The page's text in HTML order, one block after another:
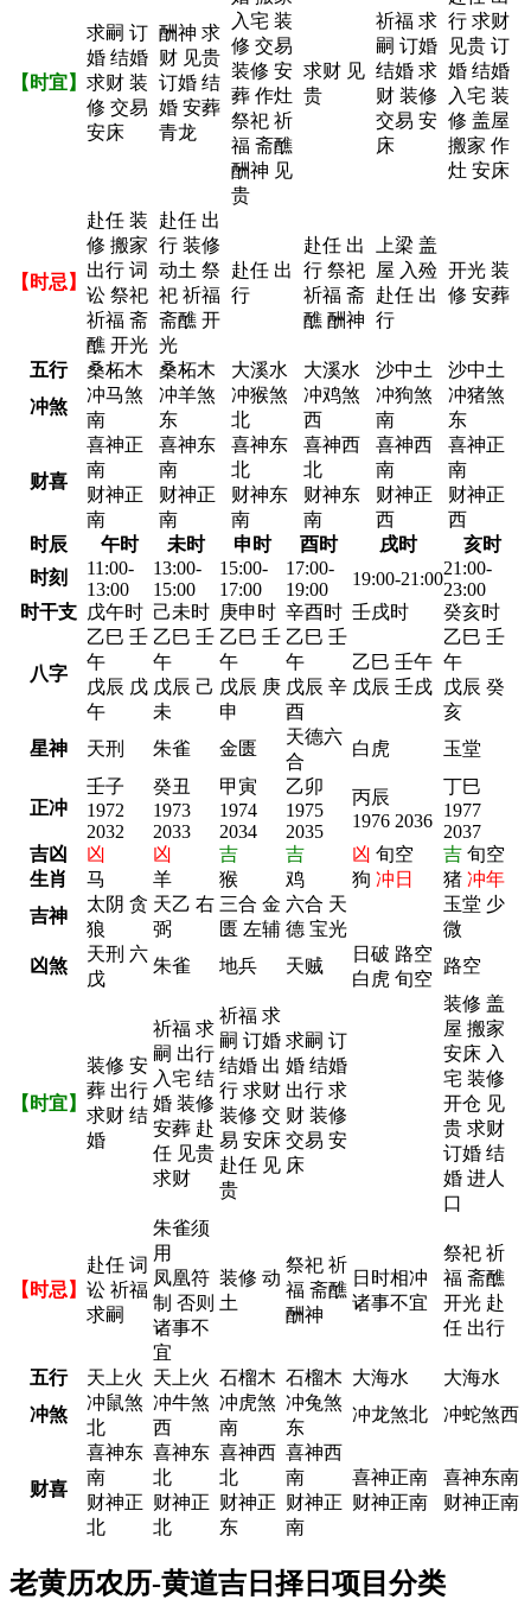
【时宜】
求嗣 订
婚 结婚
求财 装
修 交易
安床
酬神 求
财 见贵
订婚 结
婚 安葬
青龙
入宅 装
修 交易
装修 安
葬 作灶
祭祀 祈
福 斋醮
酬神 见
贵
求财 见
贵
祈福 求
嗣 订婚
结婚 求
财 装修
交易 安
床
行 求财
见贵 订
婚 结婚
入宅 装
修 盖屋
搬家 作
灶 安床
【时忌】
赴任 装
修 搬家
出行 词
讼 祭祀
祈福 斋
醮 开光
赴任 出
行 装修
动土 祭
祀 祈福
斋醮 开
光
赴任 出
行
赴任 出
行 祭祀
祈福 斋
醮 酬神
上梁 盖
屋 入殓
赴任 出
行
开光 装
修 安葬
五行 桑柘木 桑柘木 大溪水 大溪水 沙中土
沙中土
冲煞
冲马煞
南
冲羊煞
东
冲猴煞
北
冲鸡煞
西
冲狗煞
南
冲猪煞
东
财喜
喜神正
南
财神正
南
喜神东
南
财神正
南
喜神东
北
财神东
南
喜神西
北
财神东
南
喜神西
南
财神正
西
喜神正
南
财神正
西
时辰
午时 未时 申时 酉时 戌时
亥时
时刻
11:00-
13:00
13:00-
15:00
15:00-
17:00
17:00-
19:00
19:00-21:00
21:00-
23:00
时干支
戊午时 己未时 庚申时 辛酉时 壬戌时 癸亥时
八字
乙巳 壬
午
戊辰 戊
午
乙巳 壬
午
戊辰 己
未
乙巳 壬
午
戊辰 庚
申
乙巳 壬
午
戊辰 辛
酉
乙巳 壬午
戊辰 壬戌
乙巳 壬
午
戊辰 癸
亥
星神
天刑 朱雀 金匮
天德六
合
白虎 玉堂
正冲
壬子
1972
2032
癸丑
1973
2033
甲寅
1974
2034
乙卯
1975
2035
丙辰
1976 2036
丁巳
1977
2037
吉凶
凶 凶 吉 吉 凶 旬空 吉 旬空
生肖
马 羊 猴 鸡 狗 冲日 猪 冲年
吉神
太阴 贪
狼
天乙 右
弼
三合 金
匮 左辅
六合 天
德 宝光
玉堂 少
微
凶煞
天刑 六
戊
朱雀 地兵 天贼
日破 路空
白虎 旬空
路空
【时宜】
装修 安
葬 出行
求财 结
婚
祈福 求
嗣 出行
入宅 结
婚 装修
安葬 赴
任 见贵
求财
祈福 求
嗣 订婚
结婚 出
行 求财
装修 交
易 安床
赴任 见
贵
求嗣 订
婚 结婚
出行 求
财 装修
交易 安
床
装修 盖
屋 搬家
安床 入
宅 装修
开仓 见
贵 求财
订婚 结
婚 进人
口
【时忌】
赴任 词
讼 祈福
求嗣
朱雀须
用
凤凰符
制 否则
诸事不
宜
装修 动
土
祭祀 祈
福 斋醮
酬神
日时相冲
诸事不宜
祭祀 祈
福 斋醮
开光 赴
任 出行
五行 天上火 天上火 石榴木 石榴木 大海水
大海水
冲煞
冲鼠煞
北
冲牛煞
西
冲虎煞
南
冲兔煞
东
冲龙煞北 冲蛇煞西
财喜
喜神东
南
财神正
北
喜神东
北
财神正
北
喜神西
北
财神正
东
喜神西
南
财神正
南
喜神正南
财神正南
喜神东南
财神正南
老黄历农历-黄道吉日择日项目分类